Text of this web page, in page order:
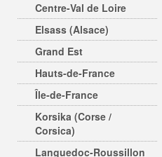
Centre-Val de Loire
Elsass (Alsace)
Grand Est
Hauts-de-France
Île-de-France
Korsika (Corse /
Corsica)
Languedoc-Roussillon